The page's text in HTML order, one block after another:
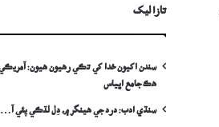
تازا ليک
سندن اکيون خدا کي تڪي رهيون هيون:
هڪ جامع اڀياس
سنڌي ادب: درد جي ھينگر ۾، دِل لٽڪي پئي آ…